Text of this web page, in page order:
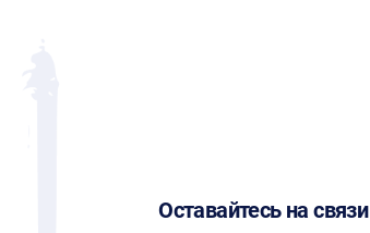
Оставайтесь на связи